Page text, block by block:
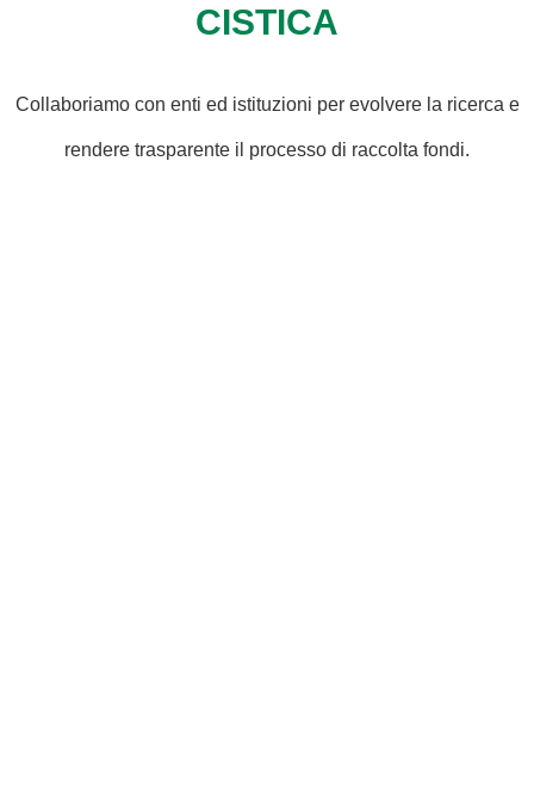
CISTICA
Collaboriamo con enti ed istituzioni per evolvere la ricerca e
rendere trasparente il processo di raccolta fondi.